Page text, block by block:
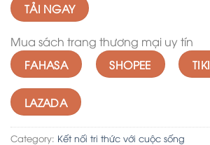
TẢI NGAY
Mua sách trang thương mại uy tín
FAHASA SHOPEE TIKI
LAZADA
Category: Kết nối tri thức với cuộc sống